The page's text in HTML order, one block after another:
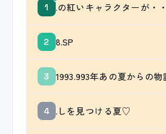
1 .の紅いキャラクターが・
2 8.SP
3 1993.993年あの夏からの物
4 .しを見つける夏♡